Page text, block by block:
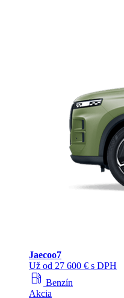
Jaecoo7
Už od 27 600 € s DPH
local_gas_station Benzín
Akcia